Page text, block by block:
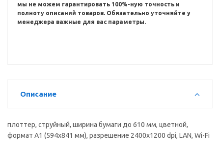
мы не можем гарантировать 100%-ную точность и
полноту описаний товаров. Обязательно уточняйте у
менеджера важные для вас параметры.
Описание
плоттер, струйный, ширина бумаги до 610 мм, цветной,
формат A1 (594x841 мм), разрешение 2400x1200 dpi, LAN, Wi-Fi